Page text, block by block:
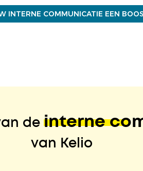
INTERNE COMMUNICATIE EEN
deinterne
van Kelio